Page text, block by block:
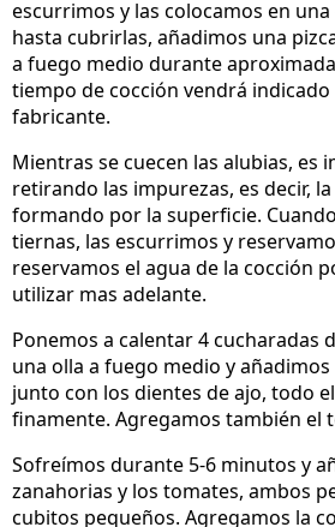
escurrimos y las colocamos en
hasta cubrirlas, añadimos una
a fuego medio durante
tiempo de cocción vendrá
fabricante.
Mientras se cuecen las alubias, es
retirando las impurezas, es decir,
formando por la superficie.
tiernas, las escurrimos y
reservamos el agua de la cocción
utilizar mas adelante.
Ponemos a calentar 4 cucharadas
una olla a fuego medio y añadimos
junto con los dientes de ajo, todo
finamente. Agregamos también el
Sofreímos durante 5-6 minutos y
zanahorias y los tomates, ambos
cubitos pequeños. Agregamos la